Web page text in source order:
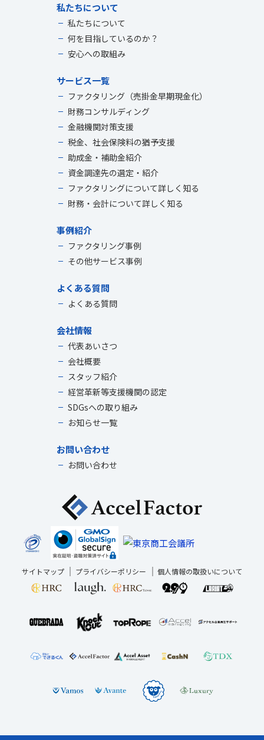
私たちについて
私たちについて
何を目指しているのか？
安心への取組み
サービス一覧
ファクタリング（売掛金早期現金化）
財務コンサルディング
金融機関対策支援
税金、社会保険料の猶予支援
助成金・補助金紹介
資金調達先の選定・紹介
ファクタリングについて詳しく知る
財務・会計について詳しく知る
事例紹介
ファクタリング事例
その他サービス事例
よくある質問
よくある質問
会社情報
代表あいさつ
会社概要
スタッフ紹介
経営革新等支援機関の認定
SDGsへの取り組み
お知らせ一覧
お問い合わせ
お問い合わせ
サイトマップ プライバシーポリシー 個人情報の取扱いについて
こちら
平日 10:00～18:30